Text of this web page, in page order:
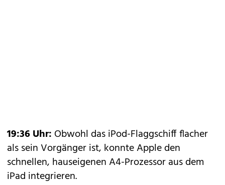
19:36 Uhr: Obwohl das iPod-Flaggschiff flacher
als sein Vorgänger ist, konnte Apple den
schnellen, hauseigenen A4-Prozessor aus dem
iPad integrieren.